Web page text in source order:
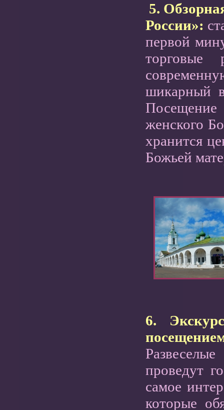
5.
России»:
первой
торговые
шикарный
Посещение
женского
хранится
Божьей
6.
проведут
самое
которые